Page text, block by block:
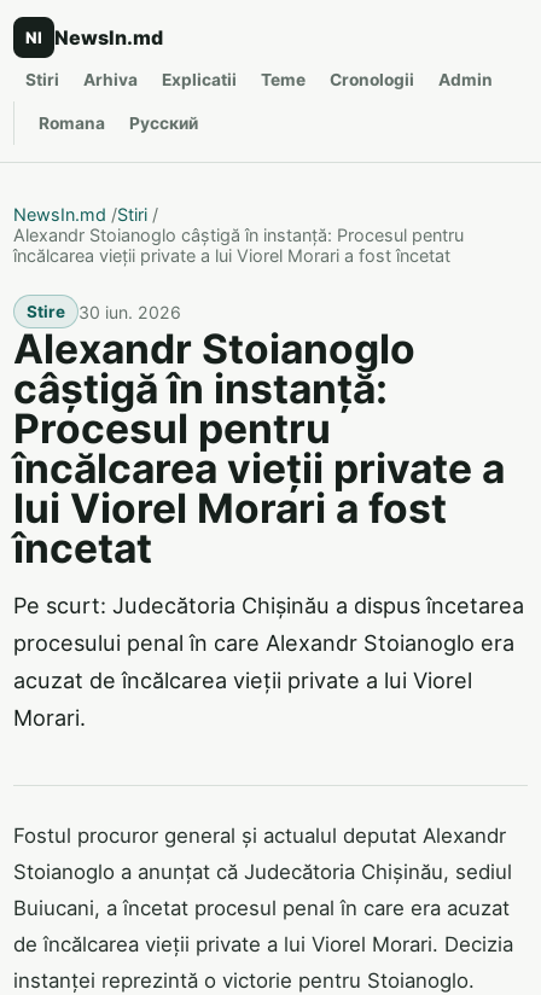
NI NewsIn.md
Stiri Arhiva Explicatii Teme Cronologii Admin
Romana Русский
NewsIn.md /Stiri /
Alexandr Stoianoglo câștigă în instanță: Procesul pentru
încălcarea vieții private a lui Viorel Morari a fost încetat
Stire 30 iun. 2026
Alexandr Stoianoglo
câștigă în instanță:
Procesul pentru
încălcarea vieții private a
lui Viorel Morari a fost
încetat
Pe scurt: Judecătoria Chișinău a dispus încetarea
procesului penal în care Alexandr Stoianoglo era
acuzat de încălcarea vieții private a lui Viorel
Morari.
Fostul procuror general și actualul deputat Alexandr
Stoianoglo a anunțat că Judecătoria Chișinău, sediul
Buiucani, a încetat procesul penal în care era acuzat
de încălcarea vieții private a lui Viorel Morari. Decizia
instanței reprezintă o victorie pentru Stoianoglo.